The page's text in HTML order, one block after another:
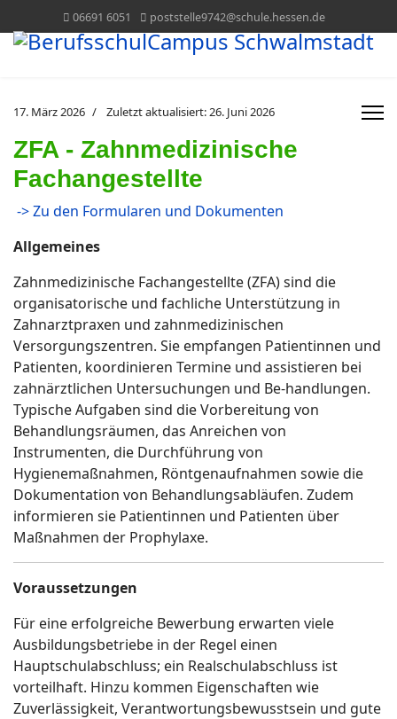
06691 6051 poststelle9742@schule.hessen.de
17. März 2026 Zuletzt aktualisiert: 26. Juni 2026
ZFA - Zahnmedizinische
Fachangestellte
-> Zu den Formularen und Dokumenten
Allgemeines
Zahnmedizinische Fachangestellte (ZFA) sind die
organisatorische und fachliche Unterstützung in
Zahnarztpraxen und zahnmedizinischen
Versorgungszentren. Sie empfangen Patientinnen und
Patienten, koordinieren Termine und assistieren bei
zahnärztlichen Untersuchungen und Be-handlungen.
Typische Aufgaben sind die Vorbereitung von
Behandlungsräumen, das Anreichen von
Instrumenten, die Durchführung von
Hygienemaßnahmen, Röntgenaufnahmen sowie die
Dokumentation von Behandlungsabläufen. Zudem
informieren sie Patientinnen und Patienten über
Maßnahmen der Prophylaxe.
Voraussetzungen
Für eine erfolgreiche Bewerbung erwarten viele
Ausbildungsbetriebe in der Regel einen
Hauptschulabschluss; ein Realschulabschluss ist
vorteilhaft. Hinzu kommen Eigenschaften wie
Zuverlässigkeit, Verantwortungsbewusstsein und gute